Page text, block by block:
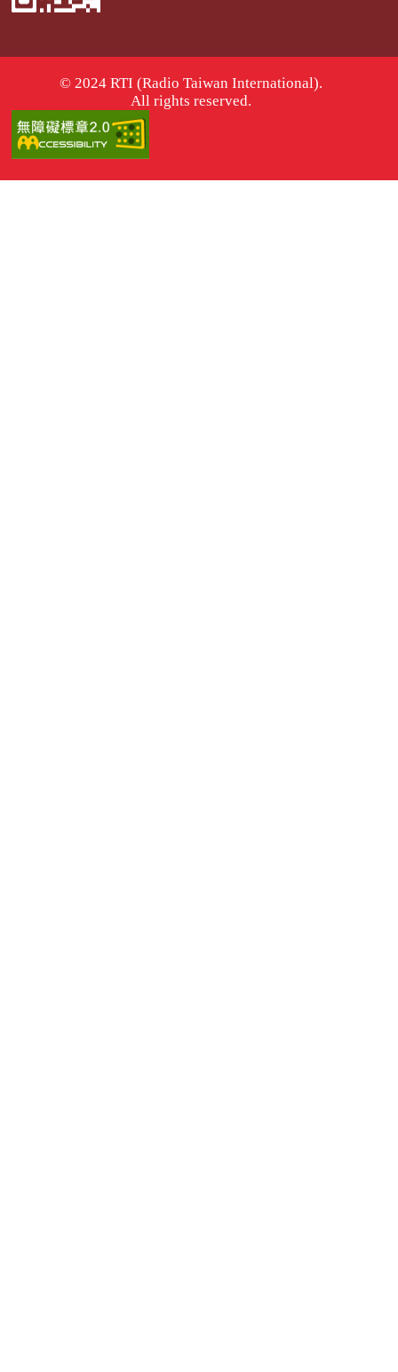
© 2024 RTI (Radio Taiwan International).
All rights reserved.